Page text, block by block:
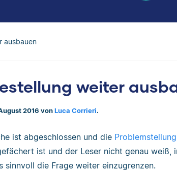
ausbauen
weiter
2016 von Luca Corrieri.
ist abgeschlossen und die Problemstellung
ist und der Leser nicht genau weiß,
sinnvoll die Frage weiter einzugrenzen.